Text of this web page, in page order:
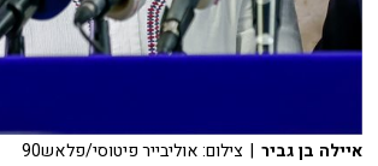
איילה בן גביר | צילום: אוליבייר פיטוסי/פלאש90